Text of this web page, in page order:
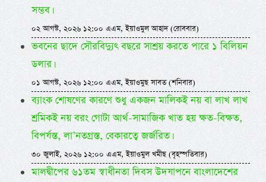
সম্ভব।
০২ আগস্ট, ২০২৬ ১২:০০ এএম, ইয়াওমুল আহাদ (রোববার)
ভবনের ছাদে সৌরবিদ্যুৎ বছরে সাশ্রয় করতে পারে ১ বিলিয়ন
ডলার।
০১ আগস্ট, ২০২৬ ১২:০০ এএম, ইয়াওমুছ সাবত (শনিবার)
ব্যাংক শোষণের কারণে শুধু একজন মালিকই নয় বা লাখ লাখ
শ্রমিকই নয় বরং গোটা আর্থ-সামাজিক খাত হয় ক্ষত-বিক্ষত,
বিপর্যস্ত, লা’নতগ্রস্ত, বেকারত্বে জর্জরিত।
৩০ জুলাই, ২০২৬ ১২:০০ এএম, ইয়াওমুল খমীছ (বৃহস্পতিবার)
মালদ্বীপের ৬১তম স্বাধীনতা দিবস উদযাপনে বাংলাদেশের